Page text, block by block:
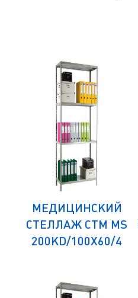
МЕДИЦИНСКИЙ
СТЕЛЛАЖ СТМ MS
200KD/100Х60/4